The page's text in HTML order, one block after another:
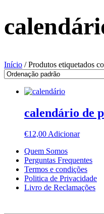
Início / Produtos etiquetados
calendário de
€12,00Adicionar
Quem Somos
Perguntas Frequentes
Termos e condições
Politica de Privacidade
Livro de Reclamações